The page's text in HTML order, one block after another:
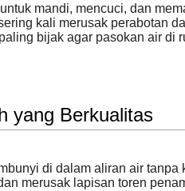
mandi, mencuci, dan
kali merusak perabotan
bijak agar pasokan air di
yang Berkualitas
di dalam aliran air
merusak lapisan toren